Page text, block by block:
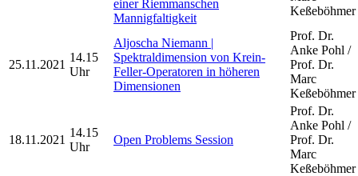
einer Riemmanschen
Mannigfaltigkeit
Keßeböhmer
25.11.2021
14.15
Uhr
Aljoscha Niemann |
Spektraldimension von Krein-
Feller-Operatoren in höheren
Dimensionen
Prof. Dr.
Anke Pohl /
Prof. Dr.
Marc
Keßeböhmer
18.11.2021
14.15
Uhr
Open Problems Session
Prof. Dr.
Anke Pohl /
Prof. Dr.
Marc
Keßeböhmer